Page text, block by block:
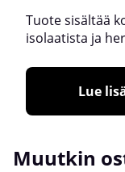
Tuote sisältää
isolaatista ja
Lue
Muutkin